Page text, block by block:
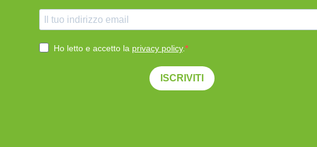
Ho letto e accetto la privacy policy.
ISCRIVITI